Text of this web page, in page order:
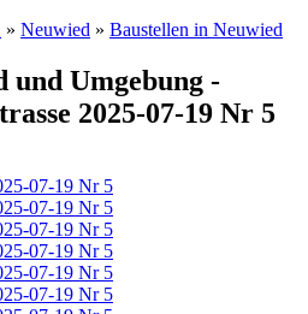
» Neuwied » Baustellen in Neuwied
und Umgebung -
2025-07-19 Nr 5